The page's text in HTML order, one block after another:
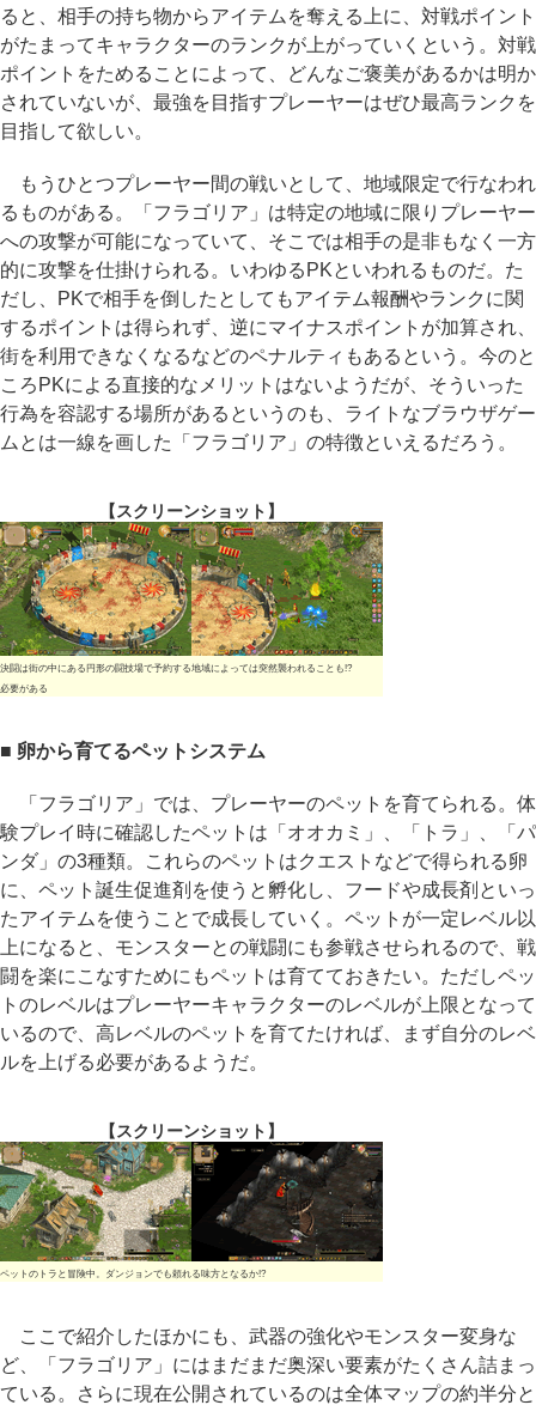
ると、相手の持ち物からアイテムを奪える上に、対戦ポイント
がたまってキャラクターのランクが上がっていくという。対戦
ポイントをためることによって、どんなご褒美があるかは明か
されていないが、最強を目指すプレーヤーはぜひ最高ランクを
目指して欲しい。
もうひとつプレーヤー間の戦いとして、地域限定で行なわれ
るものがある。「フラゴリア」は特定の地域に限りプレーヤー
への攻撃が可能になっていて、そこでは相手の是非もなく一方
的に攻撃を仕掛けられる。いわゆるPKといわれるものだ。た
だし、PKで相手を倒したとしてもアイテム報酬やランクに関
するポイントは得られず、逆にマイナスポイントが加算され、
街を利用できなくなるなどのペナルティもあるという。今のと
ころPKによる直接的なメリットはないようだが、そういった
行為を容認する場所があるというのも、ライトなブラウザゲー
ムとは一線を画した「フラゴリア」の特徴といえるだろう。
【スクリーンショット】
決闘は街の中にある円形の闘技場で予約する
必要がある
地域によっては突然襲われることも!?
■ 卵から育てるペットシステム
「フラゴリア」では、プレーヤーのペットを育てられる。体
験プレイ時に確認したペットは「オオカミ」、「トラ」、「パ
ンダ」の3種類。これらのペットはクエストなどで得られる卵
に、ペット誕生促進剤を使うと孵化し、フードや成長剤といっ
たアイテムを使うことで成長していく。ペットが一定レベル以
上になると、モンスターとの戦闘にも参戦させられるので、戦
闘を楽にこなすためにもペットは育てておきたい。ただしペッ
トのレベルはプレーヤーキャラクターのレベルが上限となって
いるので、高レベルのペットを育てたければ、まず自分のレベ
ルを上げる必要があるようだ。
【スクリーンショット】
ペットのトラと冒険中。ダンジョンでも頼れる味方となるか!?
ここで紹介したほかにも、武器の強化やモンスター変身な
ど、「フラゴリア」にはまだまだ奥深い要素がたくさん詰まっ
ている。さらに現在公開されているのは全体マップの約半分と